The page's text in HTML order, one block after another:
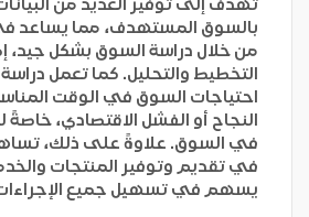
تهدف إلى توفير العديد من
بالسوق المستهدف، مما يساعد
من خلال دراسة السوق بشكل جيد،
التخطيط والتحليل. كما تعمل
احتياجات السوق في الوقت
النجاح أو الفشل الاقتصادي، خاصةً
في السوق. علاوةً على ذلك،
في تقديم وتوفير المنتجات
يسهم في تسهيل جميع